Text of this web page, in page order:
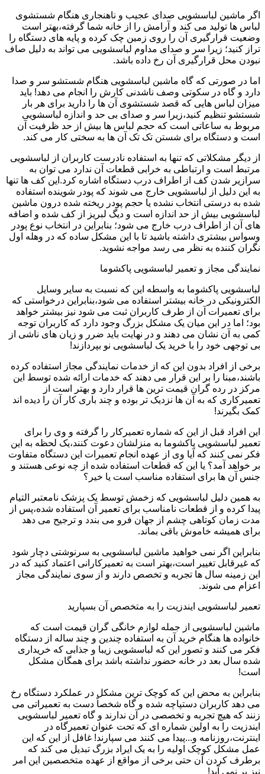
اگر ماشین لباسشویی صدای عجیب و ناهنجاری هنگام شستشوی
لباس ها تولید می کند و آرامش را از خانه شما گرفته،بهتر است
وضعیت قرارگیری آن را روی زمین چک کرده و پایه های دستگاه را
تراز کنید؛ زیرا سر و صدای مداوم لباسشویی می تواند به دلیل صاف
نبودن محل قرارگیری آن رخ داده باشد.
اما در صورتی که گاه ماشین لباسشویی هنگام شستشو سر و صدا
دارد و گاه در سکوتی وصف ناشدنی کارش را انجام می دهد! باید
میزان لباس هایی که قصد شستشوی آن ها را دارید برای هر بار
شستشو تنظیم کنید،زیرا سر و صدای بی حد و اندازه لباسشویی
مربوط به ساعاتی است که حجم لباس ها بیش از حد ظرفیت آن
است و دستگاه برای شستن تک تک آن ها به سختی کار می کند.
از دیگر مشکلاتی که تنها به استفاده نادرست کاربران از لباسشویی
مرتبط است و ارتباطی به خرابی قطعات آن ندارد می توان به
سرازیر شدن کف از اطراف درب دستگاه اشاره کرد.این کف ها تنها
به این دلیل از لباسشویی خارج می شوند که پودر شوینده استفاده
شده به درستی انتخاب نشده یا حجم پودر ریخته شده درون ماشین
لباسشویی بیش از حد اندازه است و دیگ لبریز از کف شده و اضافه
های آن از اطراف درب خارج می شود؛ بنابراین در انتخاب نوع پودر
وسواس بیشتری داشته باشید تا با این مشکل ساده که در وهله اول
نگران کننده به نظر می رسد مواجه نشوید.
نمایندگی مجاز و تعمیر لباسشویی پاکشوما
لباسشویی پاکشوما به واسطه این که نسبت به سایر وسایل
الکترونیکی در خانه بیشتر استفاده می شود،بنابراین درخواستی که
برای تعمیرات آن از طرف کاربران ثبت می شود نیز بیشتر خواهد
بود؛ اما در این میان یک مشکل بزرگ وجود دارد که کاربران توجه
کمی به آن نشان می دهند و در نهایت باید ضرر و زیان های ناشی از
بی توجهی خود را با خرید یک لباسشویی نو بپردازند!
برخی از افراد بدون این که از خدمات نمایندگی مجاز استفاده کرده
باشند،مبنا را بر این قرار می دهند که خدمات ارائه شده توسط این
مرکز در رده گران قیمت ترین ها قرار دارد و بهتر است از
تعمیرکاری که به آن ها نزدیک تر بوده و چند باری کار آن را دیده اند
کمک بگیرند!
این افراد قبل از این که شماره تعمیرکار را گرفته و وی را برای
تعمیر لباسشویی پاکشوما به منزلشان دعوت کنند،یک لحظه به این
فکر نمی کنند که آیا وی از عهده انجام تعمیرات این دستگاه متفاوت
بر خواهد آمد؟ یا این که قطعات استفاده شده از چه نوعی هستند و
جنس آن ها برای استفاده مناسب است یا خیر؟
به همین دلیل لباسشویی که زخمش توسط یک پزشک نامعتبر التیام
پیدا کرده و از قطعات نامناسب برای تعمیر آن استفاده شده،پس از
مدت زمان کوتاهی چشم از جهان فرو می بندد و ترجیح می دهد
برای همیشه خاموش باقی بماند.
بنابراین اگر نمی خواهید ماشین لباسشویی به سرنوشتی دچار شود
که غیرقابل تغییر است،بهتر است به تعمیرکارانی اعتماد کنید که در
این زمینه سال ها تجربه و تخصص دارند و از سوی نمایندگی مجاز
اعزام می شوند.
تعمیر لباسشویی ایندزیت را به متخصص آن بسپارید
ماشین لباسشویی از جمله لوازم خانگی گران قیمت است که
خانواده ها هنگام خرید آن به استفاده چندین و چند ساله از دستگاه
فکر می کنند و تصور این که لباسشویی زیبا و جذابی که خریداری
شده سال بعد در خانه حضور نداشته باشد برای همگان مشکل
است!
بنابراین به محض این که کوچک ترین مشکل در عملکرد دستگاه رخ
می دهد کاربران دستپاچه شده و گاه شخصاً دست به تعمیراتی می
زنند که هیچ تجربه و تخصصی در آن ندارند و گاه تعمیر لباسشویی
ایندزیت را به اولین شماره ای که تحت عنوان تعمیرگاه در
اینترنت،روزنامه و...پیدا می کنند می سپارند! غافل از این که این
عمل مشکل کوچک اولیه را به یک ایراد بزرگ تبدیل می کند که
برطرف کردن آن حتی برخی از مواقع از عهده متخصصین این امر
نیز بر نمی آید!